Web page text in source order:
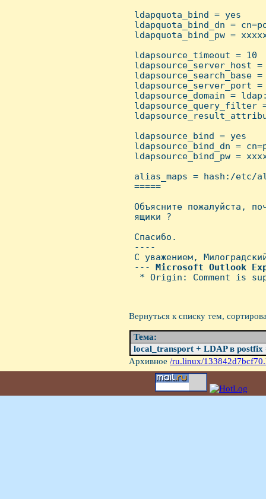
ldapquota_bind = yes
ldapquota_bind_dn =
ldapquota_bind_pw =
ldapsource_timeout = 10
ldapsource_server_host
ldapsource_search_base
ldapsource_server_port =
ldapsource_domain =
ldapsource_query_filter
ldapsource_bind = yes
ldapsource_bind_dn =
ldapsource_bind_pw =
alias_maps = hash:/etc/
=====
Объясните пожалуйста,
ящики ?
Спасибо.
----
С уважением,
--- Microsoft Outlook
* Origin: Comment is
Вернуться к списку тем,
Тема:
local_transport + LDAP в postfix
Архивное /ru.linux/